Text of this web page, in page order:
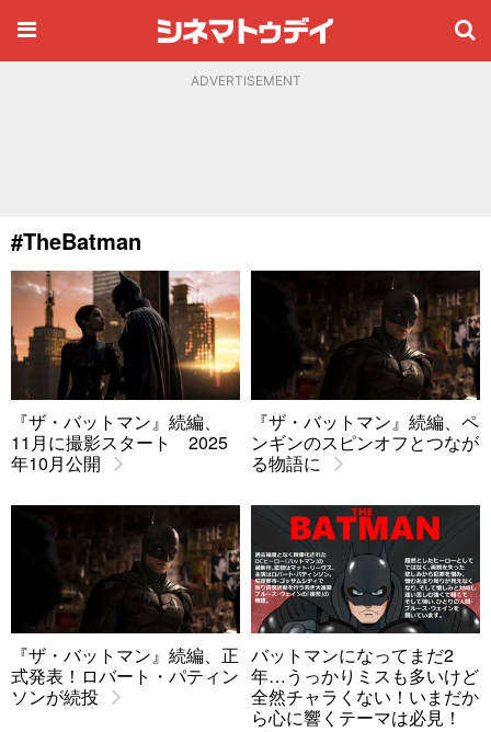
ADVERTISEMENT
#TheBatman
『ザ・バットマン』続編、
11月に撮影スタート 2025
年10月公開
『ザ・バットマン』続編、ペ
ンギンのスピンオフとつなが
る物語に
『ザ・バットマン』続編、正
式発表！ロバート・パティン
ソンが続投
バットマンになってまだ2
年…うっかりミスも多いけど
全然チャラくない！いまだか
ら心に響くテーマは必見！